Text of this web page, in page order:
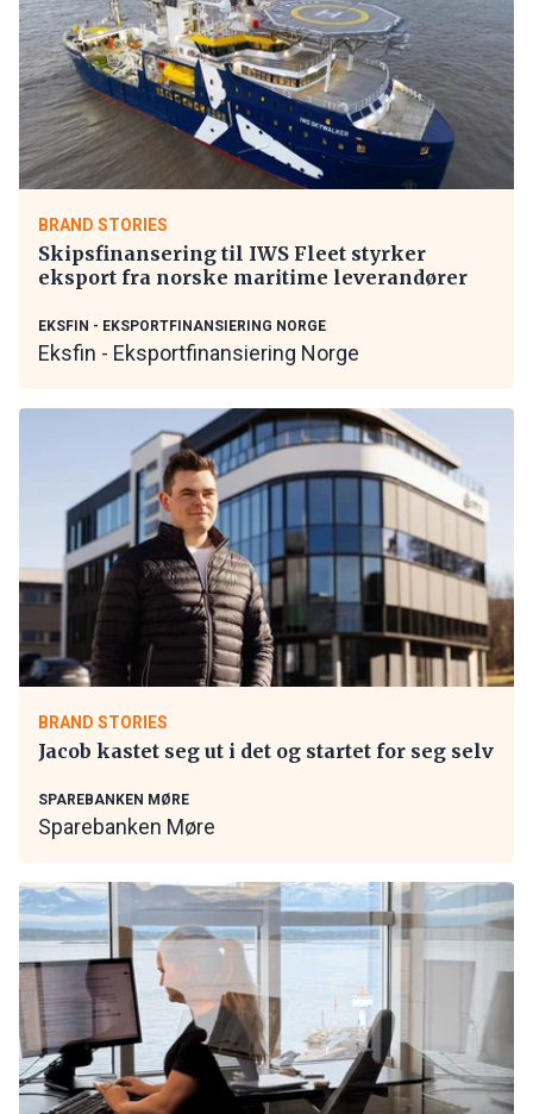
BRAND STORIES
Skipsfinansering til IWS Fleet styrker
eksport fra norske maritime leverandører
EKSFIN - EKSPORTFINANSIERING NORGE
Eksfin - Eksportfinansiering Norge
BRAND STORIES
Jacob kastet seg ut i det og startet for seg selv
SPAREBANKEN MØRE
Sparebanken Møre